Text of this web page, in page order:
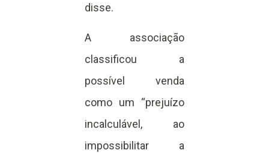
disse.
A associação
classificou a
possível venda
como um “prejuízo
incalculável, ao
impossibilitar a